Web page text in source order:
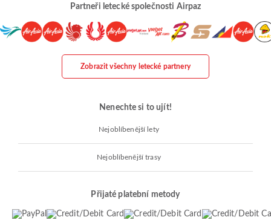
Partneři letecké společnosti Airpaz
Zobrazit všechny letecké partnery
Nenechte si to ujít!
Nejoblíbenější lety
Nejoblíbenější trasy
Přijaté platební metody